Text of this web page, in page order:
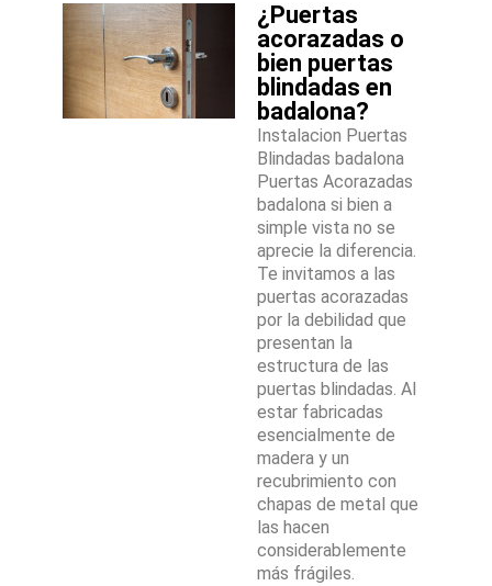
¿Puertas
acorazadas o
bien puertas
blindadas en
badalona?
Instalacion Puertas
Blindadas badalona
Puertas Acorazadas
badalona si bien a
simple vista no se
aprecie la diferencia.
Te invitamos a las
puertas acorazadas
por la debilidad que
presentan la
estructura de las
puertas blindadas. Al
estar fabricadas
esencialmente de
madera y un
recubrimiento con
chapas de metal que
las hacen
considerablemente
más frágiles.